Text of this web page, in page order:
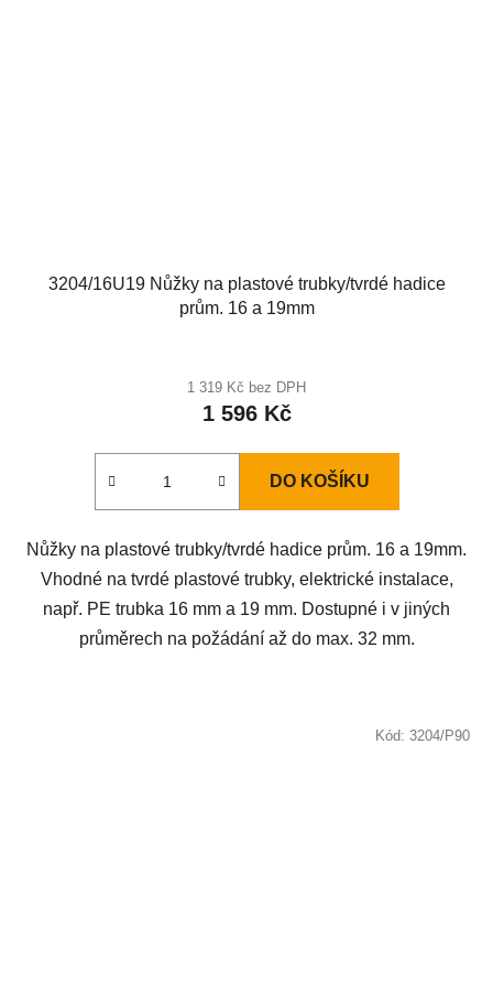
3204/16U19 Nůžky na plastové trubky/tvrdé hadice
prům. 16 a 19mm
hodnocení
produktu
hvězdiček.
1 319 Kč bez DPH
1 596 Kč
DO KOŠÍKU
Nůžky na plastové trubky/tvrdé hadice prům. 16 a 19mm.
Vhodné na tvrdé plastové trubky, elektrické instalace,
např. PE trubka 16 mm a 19 mm. Dostupné i v jiných
průměrech na požádání až do max. 32 mm.
Kód: 3204/P90